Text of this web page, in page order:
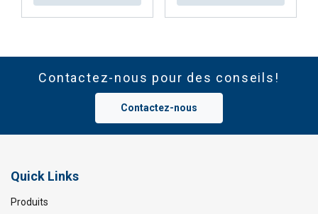
Contactez-nous pour des conseils!
Contactez-nous
Quick Links
Produits